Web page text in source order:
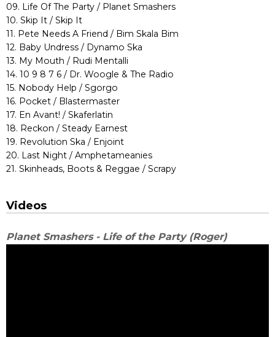
09. Life Of The Party / Planet Smashers
10. Skip It / Skip It
11. Pete Needs A Friend / Bim Skala Bim
12. Baby Undress / Dynamo Ska
13. My Mouth / Rudi Mentalli
14. 10 9 8 7 6 / Dr. Woogle & The Radio
15. Nobody Help / Sgorgo
16. Pocket / Blastermaster
17. En Avant! / Skaferlatin
18. Reckon / Steady Earnest
19. Revolution Ska / Enjoint
20. Last Night / Amphetameanies
21. Skinheads, Boots & Reggae / Scrapy
Videos
Planet Smashers - Life of the Party (Roger)